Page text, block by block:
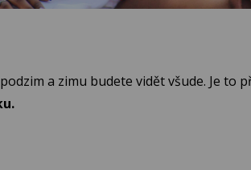
a zimu budete vidět všude. Je to